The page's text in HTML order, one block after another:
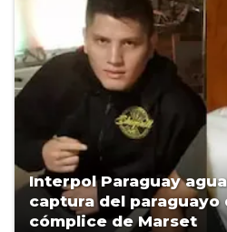
Interpol Paraguay
captura del paraguayo
cómplice de Marset